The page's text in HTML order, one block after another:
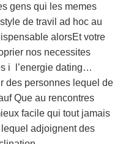
gens qui les memes
de travil ad hoc au
alorsEt votre
nos necessites
i l’energie dating…
des personnes lequel de
Que au rencontres
facile qui tout jamais
lequel adjoignent des